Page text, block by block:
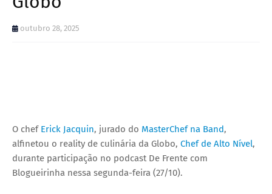
outubro 28, 2025
O chef Erick Jacquin, jurado do MasterChef na Band,
alfinetou o reality de culinária da Globo, Chef de Alto Nível,
durante participação no podcast De Frente com
Blogueirinha nessa segunda-feira (27/10).